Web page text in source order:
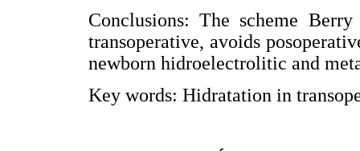
Conclusions: The scheme
transoperative, avoids
newborn hidroelectrolitic and
Key words: Hidratation in